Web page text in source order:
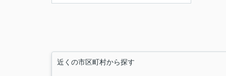
近くの市区町村から探す